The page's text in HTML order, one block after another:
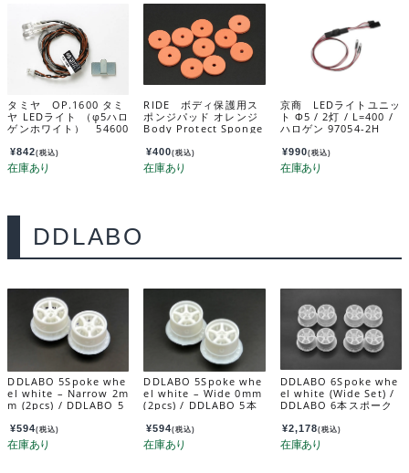
タミヤ OP.1600 タミ
ヤ LEDライト （φ5ハロ
ゲンホワイト） 54600
¥842(税込)
RIDE ボディ保護用ス
ポンジパッド オレンジ
Body Protect Sponge
nge 38104
¥400(税込)
京商 LEDライトユニッ
ト Φ5 / 2灯 / L=400 /
ハロゲン 97054-2H
¥990(税込)
DDLABO
DDLABO 5Spoke whe
el white – Narrow 2m
m (2pcs) / DDLABO 5
白 ナロー2ｍｍ (2pcs)
DDL-WR001W-N2
¥594(税込)
DDLABO 5Spoke whe
el white – Wide 0mm
(2pcs) / DDLABO 5本
ワイド0ｍｍ (2pcs) DD
L-WR001W-W0
¥594(税込)
DDLABO 6Spoke whe
el white (Wide Set) /
DDLABO 6本スポーク
ット） DDL-WR002W
-W
¥2,178(税込)